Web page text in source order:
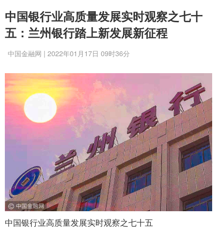
中国银行业高质量发展实时观察之七十
五：兰州银行踏上新发展新征程
中国金融网 | 2022年01月17日 09时36分
中国银行业高质量发展实时观察之七十五